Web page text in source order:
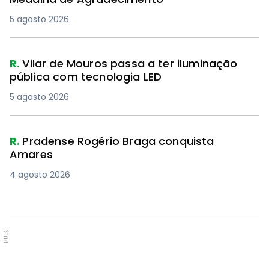
5 agosto 2026
R.Vilar de Mouros passa a ter iluminação
pública com tecnologia LED
5 agosto 2026
R. Pradense Rogério Braga conquista
Amares
4 agosto 2026
PUB.